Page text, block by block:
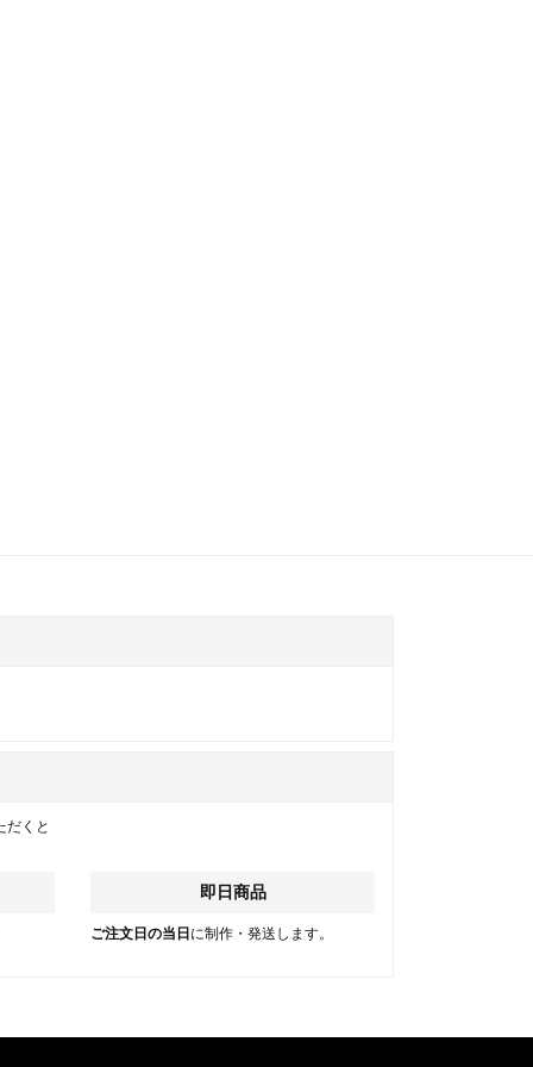
だくと
即日商品
ご注文日の当日 に制作・発送します。